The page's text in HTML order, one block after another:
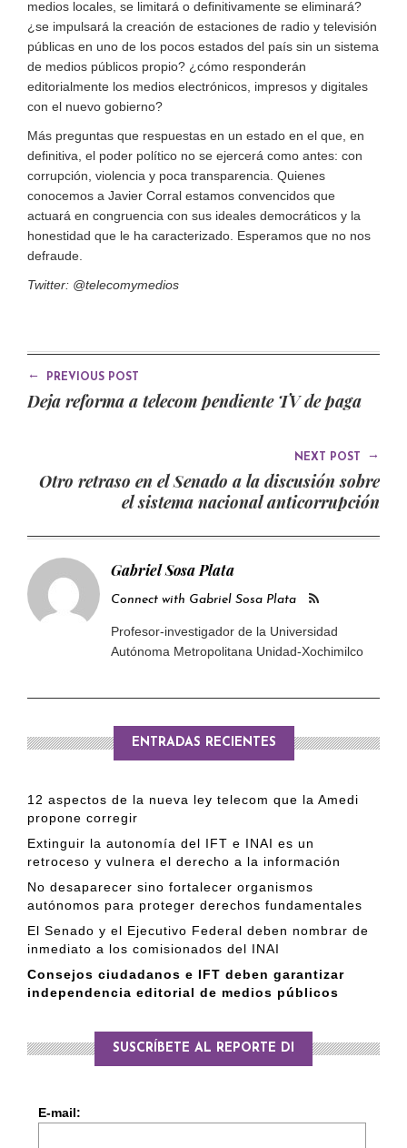
medios locales, se limitará o definitivamente se eliminará?
¿se impulsará la creación de estaciones de radio y televisión
públicas en uno de los pocos estados del país sin un sistema
de medios públicos propio? ¿cómo responderán
editorialmente los medios electrónicos, impresos y digitales
con el nuevo gobierno?
Más preguntas que respuestas en un estado en el que, en
definitiva, el poder político no se ejercerá como antes: con
corrupción, violencia y poca transparencia. Quienes
conocemos a Javier Corral estamos convencidos que
actuará en congruencia con sus ideales democráticos y la
honestidad que le ha caracterizado. Esperamos que no nos
defraude.
Twitter: @telecomymedios
← PREVIOUS POST
Deja reforma a telecom pendiente TV de paga
NEXT POST →
Otro retraso en el Senado a la discusión sobre
el sistema nacional anticorrupción
Gabriel Sosa Plata
Connect with Gabriel Sosa Plata
Profesor-investigador de la Universidad
Autónoma Metropolitana Unidad-Xochimilco
ENTRADAS RECIENTES
12 aspectos de la nueva ley telecom que la Amedi
propone corregir
Extinguir la autonomía del IFT e INAI es un
retroceso y vulnera el derecho a la información
No desaparecer sino fortalecer organismos
autónomos para proteger derechos fundamentales
El Senado y el Ejecutivo Federal deben nombrar de
inmediato a los comisionados del INAI
Consejos ciudadanos e IFT deben garantizar
independencia editorial de medios públicos
SUSCRÍBETE AL REPORTE DI
E-mail: